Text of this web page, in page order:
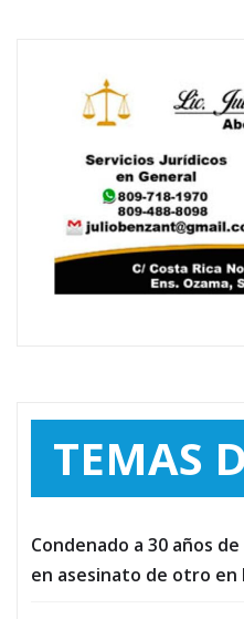
TEMAS
Condenado a 30 años
en asesinato de otro en